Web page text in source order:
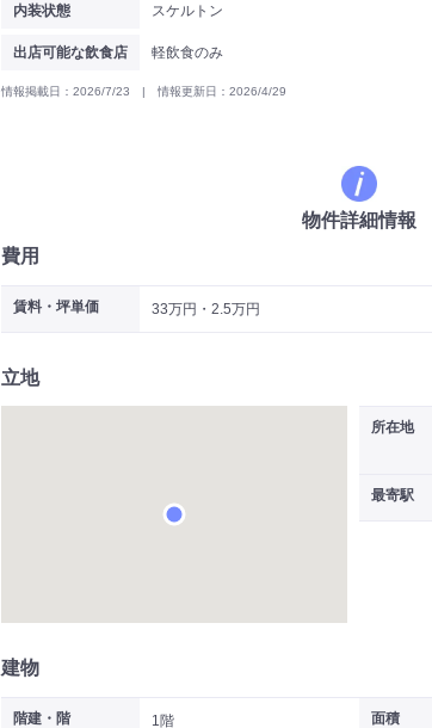
内装状態 スケルトン
出店可能な飲食店 軽飲食のみ
情報掲載日：2026/7/23 | 情報更新日：2026/4/29
物件詳細情報
費用
賃料・坪単価 33万円・2.5万円
立地
所在地
最寄駅
建物
階建・階 1階 面積